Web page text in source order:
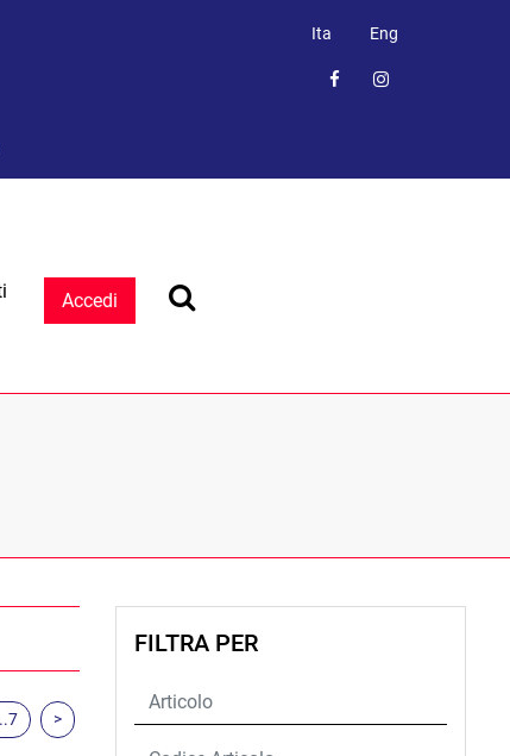
Ita Eng
Accedi
FILTRA PER
>